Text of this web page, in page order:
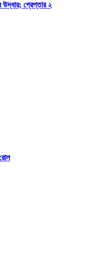
উদ্ধার; গ্রেপ্তার ২